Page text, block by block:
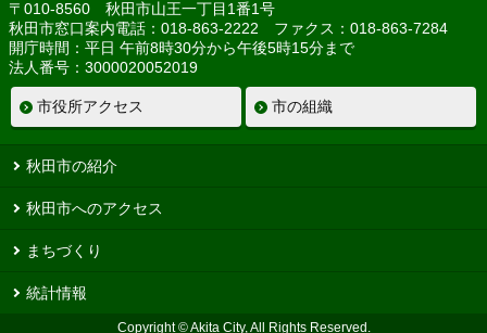
〒010-8560 秋田市山王一丁目1番1号
秋田市窓口案内電話：018-863-2222 ファクス：018-863-7284
開庁時間：平日 午前8時30分から午後5時15分まで
法人番号：3000020052019
市役所アクセス 市の組織
秋田市の紹介
秋田市へのアクセス
まちづくり
統計情報
Copyright © Akita City, All Rights Reserved.